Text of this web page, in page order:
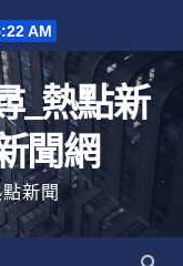
AM
_熱點新
聞網
新聞